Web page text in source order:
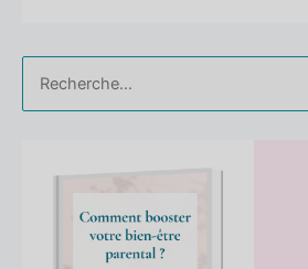
Rechercher :